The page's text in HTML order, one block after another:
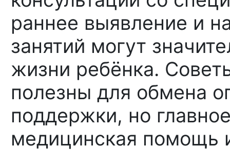
раннее выявление и
занятий могут
жизни ребёнка.
полезны для обмена
поддержки, но
медицинская помощь